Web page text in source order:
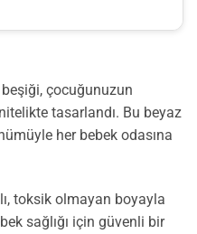
çocuğunuzun
tasarlandı. Bu beyaz
her bebek odasına
toksik olmayan boyayla
sağlığı için güvenli bir